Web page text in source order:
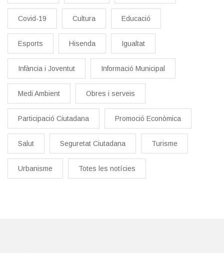
Covid-19 Cultura Educació
Esports Hisenda Igualtat
Infància i Joventut Informació Municipal
Medi Ambient Obres i serveis
Participació Ciutadana Promoció Econòmica
Salut Seguretat Ciutadana Turisme
Urbanisme Totes les notícies